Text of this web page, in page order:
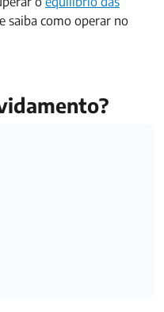
saiba como operar no